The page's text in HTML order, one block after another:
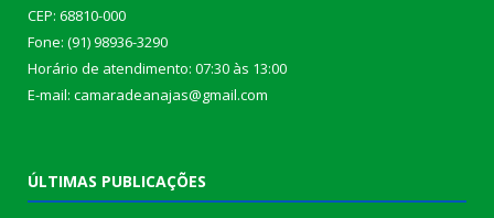
CEP: 68810-000
Fone: (91) 98936-3290
Horário de atendimento: 07:30 às 13:00
E-mail: camaradeanajas@gmail.com
ÚLTIMAS PUBLICAÇÕES